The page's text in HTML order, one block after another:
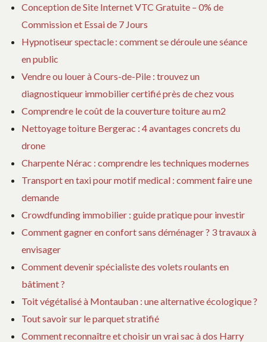
Conception de Site Internet VTC Gratuite – 0% de
Commission et Essai de 7 Jours
Hypnotiseur spectacle : comment se déroule une séance
en public
Vendre ou louer à Cours-de-Pile : trouvez un
diagnostiqueur immobilier certifié près de chez vous
Comprendre le coût de la couverture toiture au m2
Nettoyage toiture Bergerac : 4 avantages concrets du
drone
Charpente Nérac : comprendre les techniques modernes
Transport en taxi pour motif medical : comment faire une
demande
Crowdfunding immobilier : guide pratique pour investir
Comment gagner en confort sans déménager ? 3 travaux à
envisager
Comment devenir spécialiste des volets roulants en
bâtiment ?
Toit végétalisé à Montauban : une alternative écologique ?
Tout savoir sur le parquet stratifié
Comment reconnaître et choisir un vrai sac à dos Harry